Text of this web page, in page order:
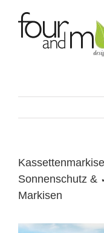
content
Sonnenschutz &
Markisen